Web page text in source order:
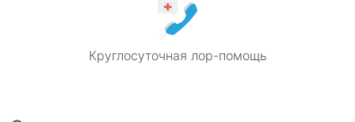
Круглосуточная лор-помощь